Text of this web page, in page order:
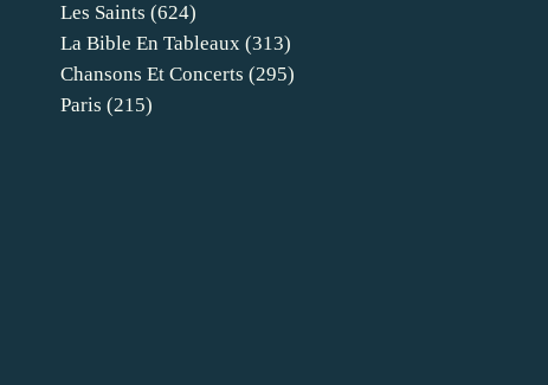
Les Saints (624)
La Bible En Tableaux (313)
Chansons Et Concerts (295)
Paris (215)